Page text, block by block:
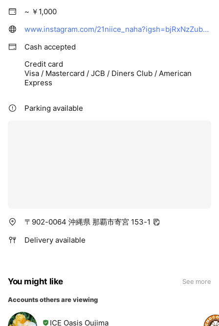
~ ￥1,000
www.instagram.com/21niice_naha?igsh=bjRxNzZubGZzYTk%3D&utm_source=qr
Cash accepted
Credit card
Visa / Mastercard / JCB / Diners Club / American
Express
Parking available
〒902-0064 沖縄県 那覇市寄宮 153-1
Delivery available
You might like See more
Accounts others are viewing
ICE Oasis Oujima